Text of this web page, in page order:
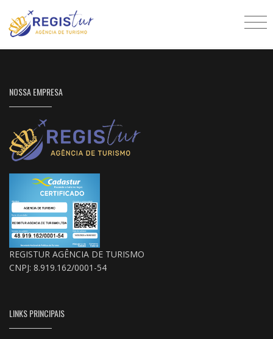
NOSSA EMPRESA
REGISTUR AGÊNCIA DE TURISMO
CNPJ: 8.919.162/0001-54
LINKS PRINCIPAIS